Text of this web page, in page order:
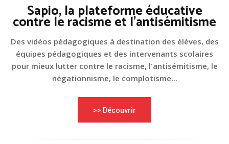
Sapio, la plateforme éducative
contre le racisme et l'antisémitisme
Des vidéos pédagogiques à destination des élèves, des
équipes pédagogiques et des intervenants scolaires
pour mieux lutter contre le racisme, l'antisémitisme, le
négationnisme, le complotisme...
>> Découvrir